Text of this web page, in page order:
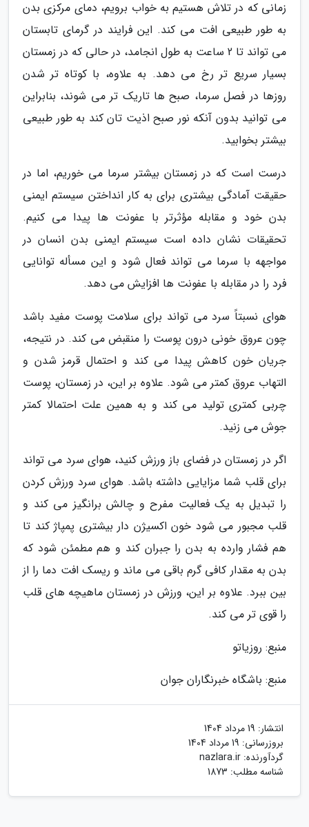
زمانی که در تلاش هستیم به خواب برویم، دمای مرکزی بدن
به طور طبیعی افت می کند. این فرایند در گرمای تابستان
می تواند تا 2 ساعت به طول انجامد، در حالی که در زمستان
بسیار سریع تر رخ می دهد. به علاوه، با کوتاه تر شدن
روزها در فصل سرما، صبح ها تاریک تر می شوند، بنابراین
می توانید بدون آنکه نور صبح اذیت تان کند به طور طبیعی
بیشتر بخوابید.
درست است که در زمستان بیشتر سرما می خوریم، اما در
حقیقت آمادگی بیشتری برای به کار انداختن سیستم ایمنی
بدن خود و مقابله مؤثرتر با عفونت ها پیدا می کنیم.
تحقیقات نشان داده است سیستم ایمنی بدن انسان در
مواجهه با سرما می تواند فعال شود و این مسأله توانایی
فرد را در مقابله با عفونت ها افزایش می دهد.
هوای نسبتاً سرد می تواند برای سلامت پوست مفید باشد
چون عروق خونی درون پوست را منقبض می کند. در نتیجه،
جریان خون کاهش پیدا می کند و احتمال قرمز شدن و
التهاب عروق کمتر می شود. علاوه بر این، در زمستان، پوست
چربی کمتری تولید می کند و به همین علت احتمالا کمتر
جوش می زنید.
اگر در زمستان در فضای باز ورزش کنید، هوای سرد می تواند
برای قلب شما مزایایی داشته باشد. هوای سرد ورزش کردن
را تبدیل به یک فعالیت مفرح و چالش برانگیز می کند و
قلب مجبور می شود خون اکسیژن دار بیشتری پمپاژ کند تا
هم فشار وارده به بدن را جبران کند و هم مطمئن شود که
بدن به مقدار کافی گرم باقی می ماند و ریسک افت دما را از
بین ببرد. علاوه بر این، ورزش در زمستان ماهیچه های قلب
را قوی تر می کند.
منبع: روزیاتو
منبع: باشگاه خبرنگاران جوان
انتشار: 19 مرداد 1404
بروزرسانی: 19 مرداد 1404
گردآورنده: nazlara.ir
شناسه مطلب: 1873